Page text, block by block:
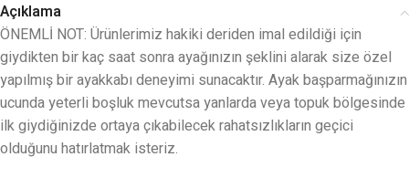
Açıklama
ÖNEMLİ NOT: Ürünlerimiz hakiki deriden imal edildiği için
giydikten bir kaç saat sonra ayağınızın şeklini alarak size özel
yapılmış bir ayakkabı deneyimi sunacaktır. Ayak başparmağınızın
ucunda yeterli boşluk mevcutsa yanlarda veya topuk bölgesinde
ilk giydiğinizde ortaya çıkabilecek rahatsızlıkların geçici
olduğunu hatırlatmak isteriz.